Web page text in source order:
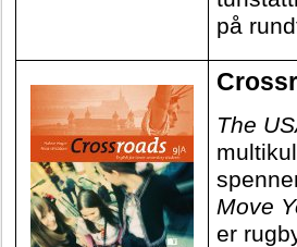
på
The
Move
er